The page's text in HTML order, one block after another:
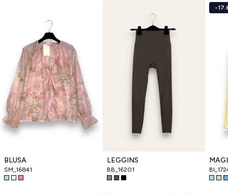
BLUSA
SM_16841
LEGGINS
BB_16201
-